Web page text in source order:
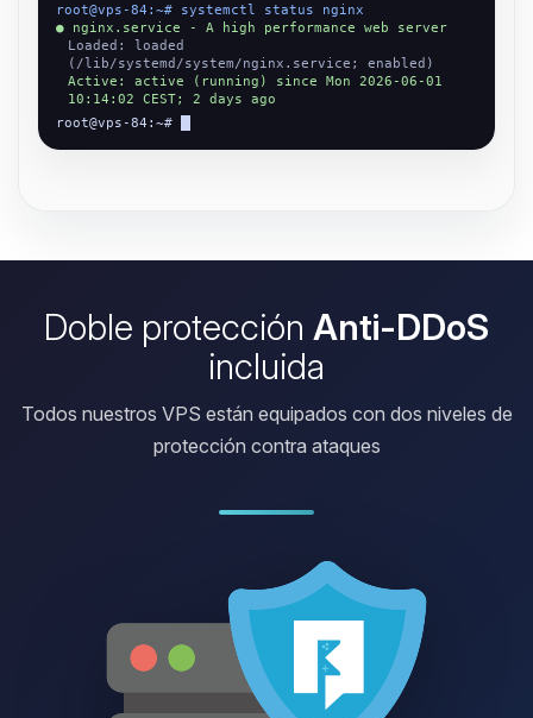
root@vps-84:~# systemctl status nginx
● nginx.service - A high performance web server
Loaded: loaded
(/lib/systemd/system/nginx.service; enabled)
Active: active (running) since Mon 2026-06-01
10:14:02 CEST; 2 days ago
root@vps-84:~#
Doble protección Anti-DDoS
incluida
Todos nuestros VPS están equipados con dos niveles de
protección contra ataques